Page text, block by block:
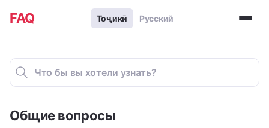
FAQ Тоҷикӣ Русский
Общие вопросы